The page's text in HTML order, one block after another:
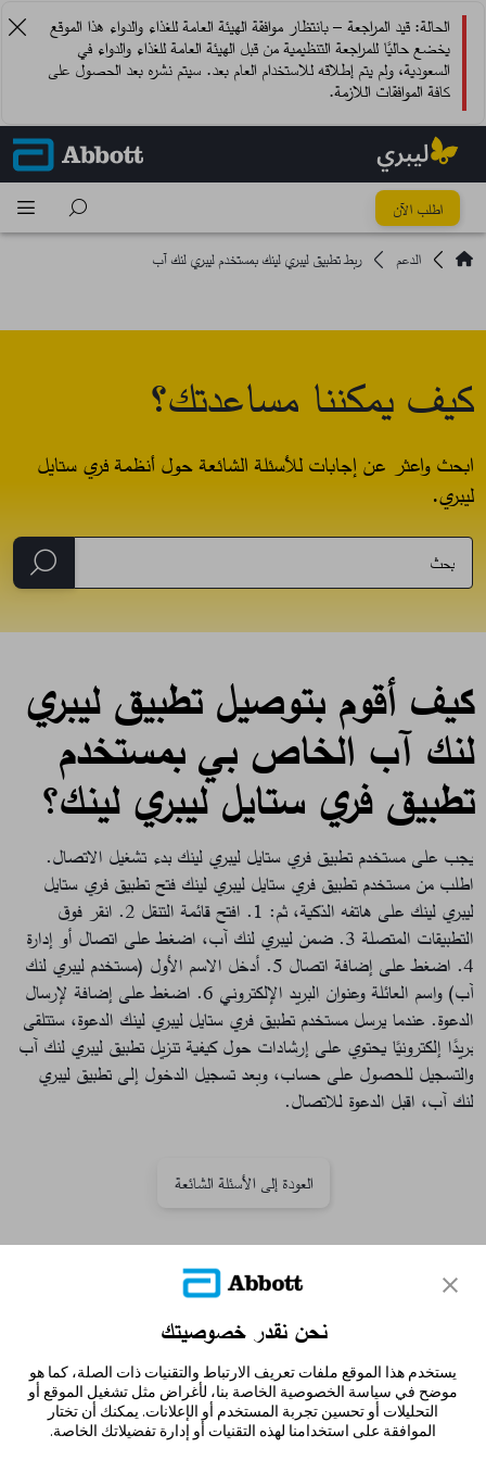
الحالة: قيد المراجعة – بانتظار موافقة الهيئة العامة للغذاء والدواء هذا الموقع
يخضع حاليًا للمراجعة التنظيمية من قبل الهيئة العامة للغذاء والدواء في
السعودية، ولم يتم إطلاقه للاستخدام العام بعد. سيتم نشره بعد الحصول على
كافة الموافقات اللازمة.
اطلب الآن
الدعم
ربط تطبيق ليبري لينك بمستخدم ليبري لنك آب
كيف يمكننا مساعدتك؟
ابحث واعثر عن إجابات للأسئلة الشائعة حول أنظمة فري ستايل
ليبري.
كيف أقوم بتوصيل تطبيق ليبري
لنك آب الخاص بي بمستخدم
تطبيق فري ستايل ليبري لينك؟
يجب على مستخدم تطبيق فري ستايل ليبري لينك بدء تشغيل الاتصال.
اطلب من مستخدم تطبيق فري ستايل ليبري لينك فتح تطبيق فري ستايل
ليبري لينك على هاتفه الذكية، ثم: 1. افتح قائمة التنقل
2. انقر فوق
التطبيقات المتصلة3. ضمن ليبري لنك آب، اضغط على اتصال أو إدارة
4. اضغط على إضافة اتصال
5. أدخل الاسم الأول (مستخدم ليبري لنك
آب) واسم العائلة وعنوان البريد الإلكتروني 6. اضغط على إضافة لإرسال
الدعوة. عندما يرسل مستخدم تطبيق فري ستايل ليبري لينك الدعوة، ستتلقى
بريدًا إلكترونيًا يحتوي على إرشادات حول كيفية تنزيل تطبيق ليبري لنك آب
والتسجيل للحصول على حساب، وبعد تسجيل الدخول إلى تطبيق ليبري
لنك آب، اقبل الدعوة للاتصال.
العودة إلى الأسئلة الشائعة
إخلاء المسؤولية والمراجع
خريطة الموقع
نحن نقدر خصوصيتك
يستخدم هذا الموقع ملفات تعريف الارتباط والتقنيات ذات الصلة، كما هو
موضح في سياسة الخصوصية الخاصة بنا، لأغراض مثل تشغيل الموقع أو
التحليلات أو تحسين تجربة المستخدم أو الإعلانات. يمكنك أن تختار
الموافقة على استخدامنا لهذه التقنيات أو إدارة تفضيلاتك الخاصة.